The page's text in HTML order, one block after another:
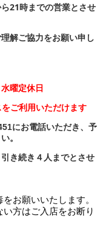
21時までの営業とさせ
解ご協力をお願い申し
曜定休日
ご利用いただけます
にお電話いただき、予
。
き続き４人までとさせ
お願いいたします。
方はご入店をお断り